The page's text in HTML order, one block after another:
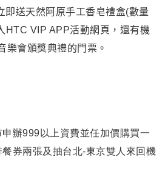
即送天然阿原手工香皂禮盒(數量
HTC VIP APP活動網頁，還有機
樂會頒獎典禮的門票。
辦999以上資費並任加價購買一
券兩張及抽台北-東京雙人來回機